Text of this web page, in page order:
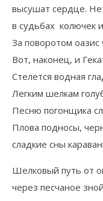
высушат сердце.
в судьбах колючек
За поворотом оазис
Вот, наконец, и
Стелется водная
Легким шелкам
Песню погонщика
Плова подносы,
сладкие сны
Шелковый путь от
через песчаное